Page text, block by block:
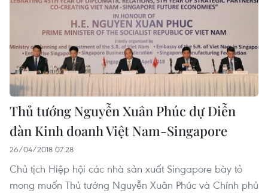
Thủ tướng Nguyễn Xuân Phúc dự Diễn
đàn Kinh doanh Việt Nam-Singapore
26/04/2018 07:28
Chủ tịch Hiệp hội các nhà sản xuất Singapore bày tỏ
mong muốn Thủ tướng Nguyễn Xuân Phúc và Chính phủ